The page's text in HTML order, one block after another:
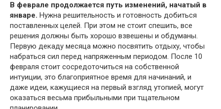
В феврале продолжается путь изменений, начатый в
январе. Нужна решительность и готовность добиться
поставленных целей. При этом не стоит спешить, все
решения должны быть хорошо взвешены и обдуманы.
Первую декаду месяца можно посвятить отдыху, чтобы
набраться сил перед напряженным периодом. После 10
февраля стоит сосредоточиться на собственной
интуиции, это благоприятное время для начинаний, и
даже идеи, кажущиеся на первый взгляд утопией, могут
оказаться весьма прибыльными при тщательном